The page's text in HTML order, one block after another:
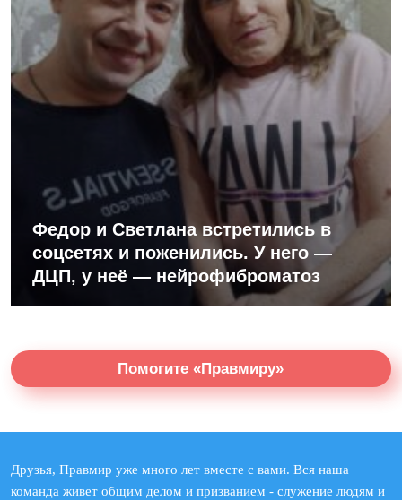
Федор и Светлана встретились в
соцсетях и поженились. У него —
ДЦП, у неё — нейрофиброматоз
Помогите «Правмиру»
Друзья, Правмир уже много лет вместе с вами. Вся наша
команда живет общим делом и призванием - служение людям и